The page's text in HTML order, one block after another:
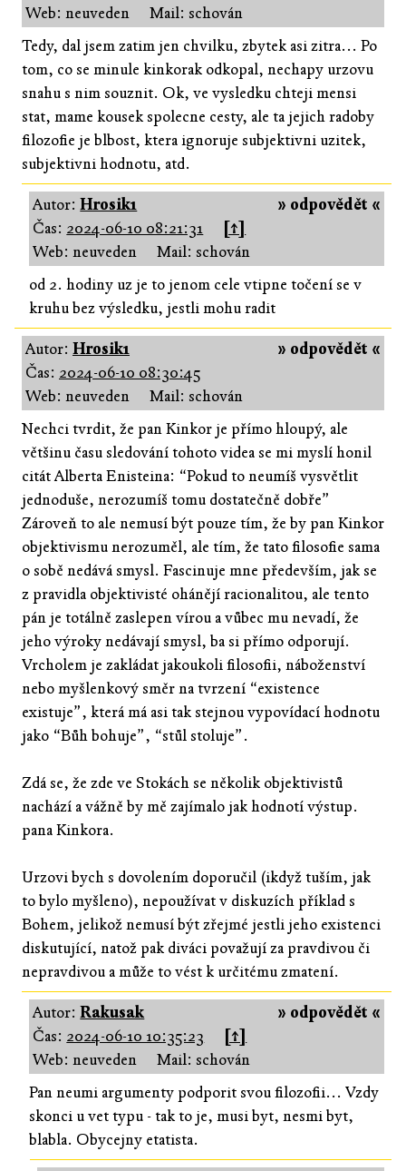
Web: neuveden
Mail: schován
Tedy, dal jsem zatim jen chvilku, zbytek asi zitra... Po
tom, co se minule kinkorak odkopal, nechapy urzovu
snahu s nim souznit. Ok, ve vysledku chteji mensi
stat, mame kousek spolecne cesty, ale ta jejich radoby
filozofie je blbost, ktera ignoruje subjektivni uzitek,
subjektivni hodnotu, atd.
» odpovědět «
Autor:Hrosik1
Čas: 2024-06-10 08:21:31
[↑]
Web: neuveden
Mail: schován
od 2. hodiny uz je to jenom cele vtipne točení se v
kruhu bez výsledku, jestli mohu radit
» odpovědět «
Autor: Hrosik1
Čas: 2024-06-10 08:30:45
Web: neuveden
Mail: schován
Nechci tvrdit, že pan Kinkor je přímo hloupý, ale
většinu času sledování tohoto videa se mi myslí honil
citát Alberta Enisteina: “Pokud to neumíš vysvětlit
jednoduše, nerozumíš tomu dostatečně dobře”
Zároveň to ale nemusí být pouze tím, že by pan Kinkor
objektivismu nerozuměl, ale tím, že tato filosofie sama
o sobě nedává smysl. Fascinuje mne především, jak se
z pravidla objektivisté ohánějí racionalitou, ale tento
pán je totálně zaslepen vírou a vůbec mu nevadí, že
jeho výroky nedávají smysl, ba si přímo odporují.
Vrcholem je zakládat jakoukoli filosofii, náboženství
nebo myšlenkový směr na tvrzení “existence
existuje”, která má asi tak stejnou vypovídací hodnotu
jako “Bůh bohuje”, “stůl stoluje”.
Zdá se, že zde ve Stokách se několik objektivistů
nachází a vážně by mě zajímalo jak hodnotí výstup.
pana Kinkora.
Urzovi bych s dovolením doporučil (ikdyž tuším, jak
to bylo myšleno), nepoužívat v diskuzích příklad s
Bohem, jelikož nemusí být zřejmé jestli jeho existenci
diskutující, natož pak diváci považují za pravdivou či
nepravdivou a může to vést k určitému zmatení.
» odpovědět «
Autor:Rakusak
Čas: 2024-06-10 10:35:23
[↑]
Web: neuveden
Mail: schován
Pan neumi argumenty podporit svou filozofii... Vzdy
skonci u vet typu - tak to je, musi byt, nesmi byt,
blabla. Obycejny etatista.